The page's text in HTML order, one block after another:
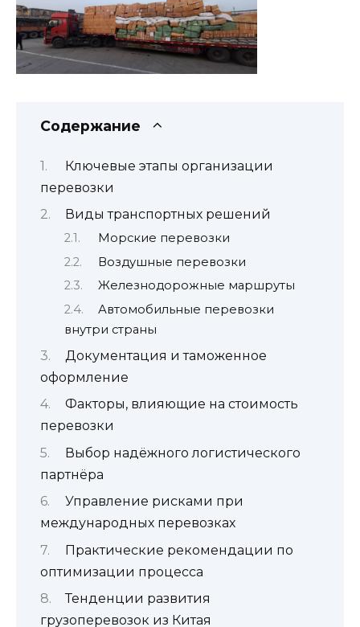
Содержание
Ключевые этапы организации
перевозки
Виды транспортных решений
Морские перевозки
Воздушные перевозки
Железнодорожные маршруты
Автомобильные перевозки
внутри страны
Документация и таможенное
оформление
Факторы, влияющие на стоимость
перевозки
Выбор надёжного логистического
партнёра
Управление рисками при
международных перевозках
Практические рекомендации по
оптимизации процесса
Тенденции развития
грузоперевозок из Китая